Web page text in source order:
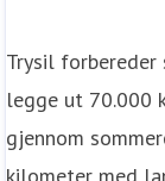
Trysil forbereder
legge ut 70.000
gjennom